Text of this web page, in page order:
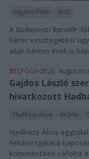
Szijjártó Péter BYD
A Budapesti Rendőr-
Péter vesztegetési
akár három évet is
BELFÖLD 2026.
Gajdos László
hivatkozott
Hadházy Ákos MOHU
Hadházy Ákos
felülvizsgálata
kommentben cáfolta